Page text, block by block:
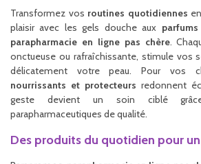
Transformez vos routines quotidiennes
plaisir avec les gels douche aux
parapharmacie en ligne pas chère.
onctueuse ou rafraîchissante, stimule vos
délicatement votre peau. Pour vos
nourrissants et protecteurs redonnent
geste devient un soin ciblé
parapharmaceutiques de qualité.
Des produits du quotidien pour